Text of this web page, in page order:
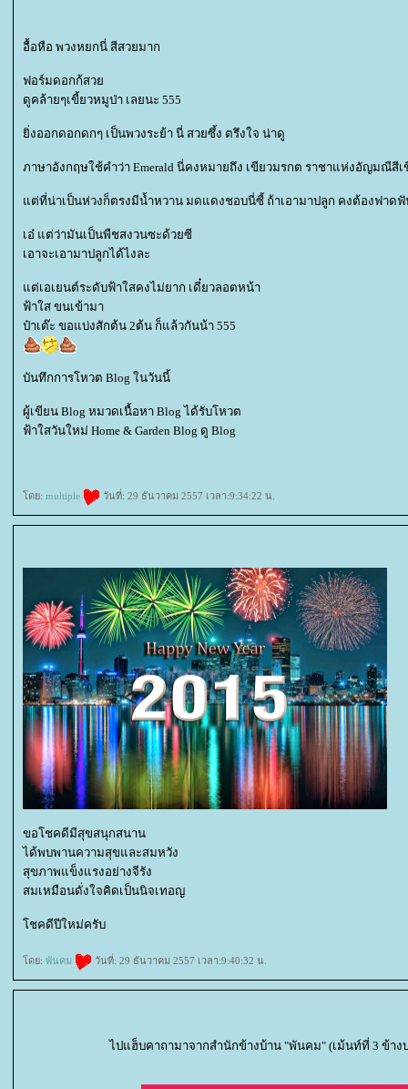
อื้อหือ พวงหยกนี่ สีสวยมาก
ฟอร์มดอกก้สว
ดูคล้ายๆเขี้ยวหมูป่า เลยนะ 555
ิ่งออกดอกดกๆ เป็นพวงระย้า นี่ สวยซึ้ง ตรึงใจ น่าดู
ภาษาอังกฤษใช้คำว่า Emerald นี่คงหมายถึง เขียวมรกต ราชาแห่งอัญมณีสีเ
ต่ที่น่าเป็นห่วงก็ตรงมีน้ำหวาน มดแดงชอบนี่ซี้ ถ้าเอามาปลูก คงต้องฟาด
เอ๋ แต่ว่ามันเป็นพืชสงวนซะด้วยซี
เอาจะเอามาปลูกได้ไงละ
ต่เอเยนต์ระดับฟ้าใสคงไม่ยาก เดี๋ยวลอตหน้า
ฟ้าใส ขนเข้ามา
ป๋าเต๊ะ ขอแบ่งสักต้น 2ต้น ก็แล้วกันน้า 555
บันทึกการโหวต Blog ในวันนี้
ผู้เขียน Blog หมวดเนื้อหา Blog ได้รับโหวต
ฟ้าใสวันใหม่ Home & Garden Blog ดู Blog
ดย: multiple วันที่: 29 ธันวาคม 2557 เวลา:9:34:22 น.
ขอโชคดีมีสุขสนุกสนาน
ได้พบพานความสุขและสมหวัง
สุขภาพแข็งแรงอย่างจีรัง
สมเหมือนดั่งใจคิดเป็นนิจเทอญ
ชคดีปีใหม่ครับ
ดย: พันคม วันที่: 29 ธันวาคม 2557 เวลา:9:40:32 น.
ไปแฮ็บคาถามาจากสำนักข้างบ้าน "พันคม" (เม้นท์ที่ 3 ข้า